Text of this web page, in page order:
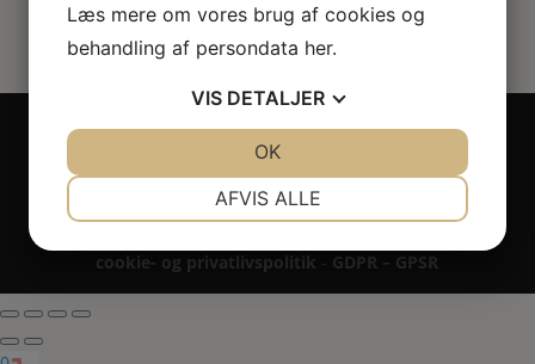
Copyright 2024 - All rights reserved RoseLines
Miniature ® på design, brandnavn, logo, tekst og
billedemateriale.
Betaling - Levering - Garanti & reklamation -
cookie- og privatlivspolitik - GDPR – GPSR
Læs mere om vores brug af cookies og
behandling af persondata her.
VIS DETALJER
MARKETING STATISTIK
AFVIS ALLE
OK